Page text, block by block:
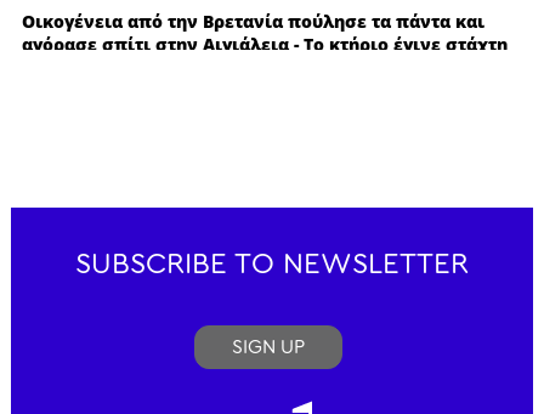
Οικογένεια από την Βρετανία πούλησε τα πάντα και
αγόρασε σπίτι στην Αιγιάλεια - Το κτήριο έγινε στάχτη
Παναθηναϊκός - ΤΣΣΚΑ 1948 : Ενός λεπτού σιγή για τους
05/08/2026 22:29
σορός που εντοπίστηκε το πρωί
SUBSCRIBE TO NEWSLETTER
SIGN UP